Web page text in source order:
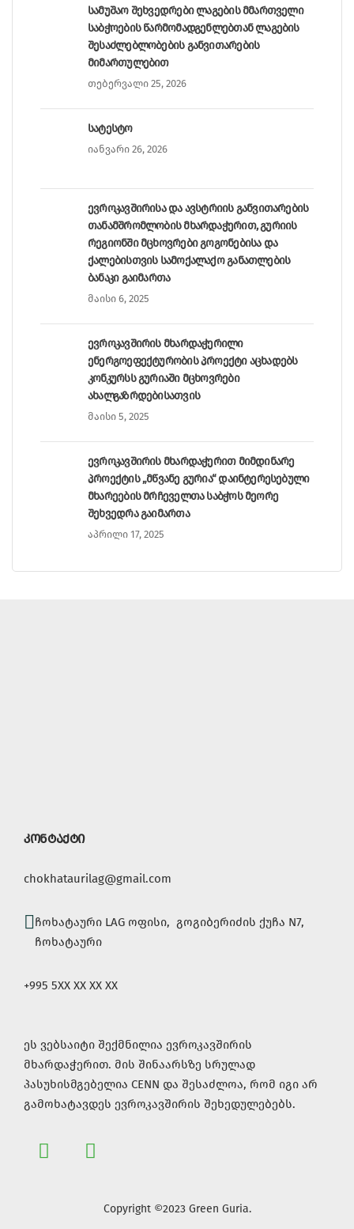
სამუშაო შეხვედრები ლაგების მმართველი
საბჭოების წარმომადგენლებთან ლაგების
შესაძლებლობების განვითარების
მიმართულებით
თებერვალი 25, 2026
სატესტო
იანვარი 26, 2026
ევროკავშირისა და ავსტრიის განვითარების
თანამშრომლობის მხარდაჭერით, გურიის
რეგიონში მცხოვრები გოგონებისა და
ქალებისთვის სამოქალაქო განათლების
ბანაკი გაიმართა
მაისი 6, 2025
ევროკავშირის მხარდაჭერილი
ენერგოეფექტურობის პროექტი აცხადებს
კონკურსს გურიაში მცხოვრები
ახალგაზრდებისათვის
მაისი 5, 2025
ევროკავშირის მხარდაჭერით მიმდინარე
პროექტის „მწვანე გურია“ დაინტერესებული
მხარეების მრჩეველთა საბჭოს მეორე
შეხვედრა გაიმართა
აპრილი 17, 2025
კონტაქტი
chokhataurilag@gmail.com
ჩოხატაური LAG ოფისი, გოგიბერიძის ქუჩა N7,
ჩოხატაური
+995 5XX XX XX XX
ეს ვებსაიტი შექმნილია ევროკავშირის
მხარდაჭერით. მის შინაარსზე სრულად
პასუხისმგებელია CENN და შესაძლოა, რომ იგი არ
გამოხატავდეს ევროკავშირის შეხედულებებს.
Copyright ©2023 Green Guria.